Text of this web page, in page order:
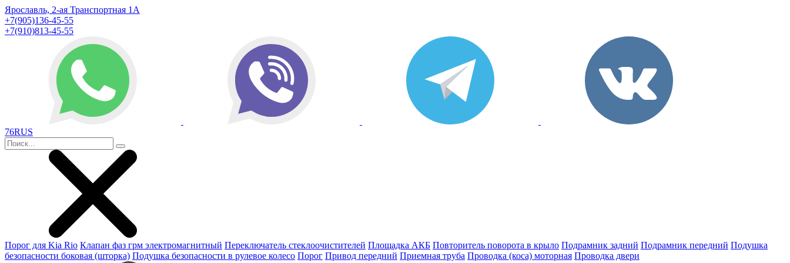
Ярославль, 2-ая Транспортная 1А
+7(905)136-45-55
+7(910)813-45-55
76RUS
Порог для Kia Rio Клапан фаз грм электромагнитный Переключатель стеклоочистителей Площадка АКБ Повторитель поворота в крыло Подрамник задний Подрамник передний Подушка
безопасности боковая (шторка) Подушка безопасности в рулевое колесо Порог Привод передний Приемная труба Проводка (коса) моторная Проводка двери